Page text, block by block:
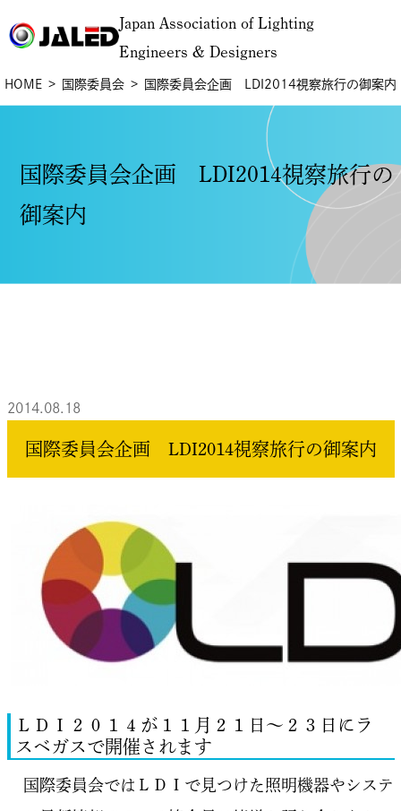
Japan Association of Lighting
Engineers & Designers
HOME 国際委員会 国際委員会企画 LDI2014視察旅行の御案内
国際委員会企画 LDI2014視察旅行の
御案内
2014.08.18
国際委員会企画 LDI2014視察旅行の御案内
ＬＤＩ２０１４が１１月２１日～２３日にラ
スベガスで開催されます
国際委員会ではＬＤＩで見つけた照明機器やシステ